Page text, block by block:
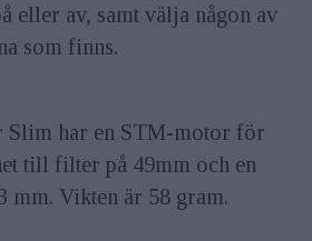
eller av, samt välja någon av
som finns.
Slim har en STM-motor för
till filter på 49mm och en
mm. Vikten är 58 gram.